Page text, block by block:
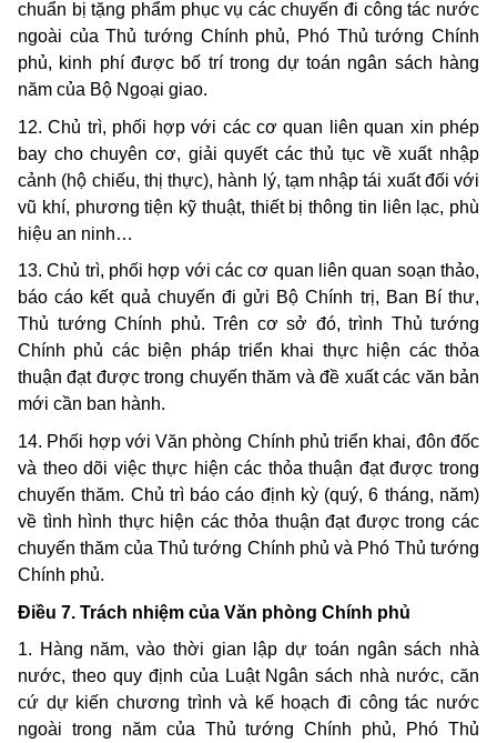
chuẩn bị tặng phẩm phục vụ các chuyến đi công tác nước
ngoài của Thủ tướng Chính phủ, Phó Thủ tướng Chính
phủ, kinh phí được bố trí trong dự toán ngân sách hàng
năm của Bộ Ngoại giao.
12. Chủ trì, phối hợp với các cơ quan liên quan xin phép
bay cho chuyên cơ, giải quyết các thủ tục về xuất nhập
cảnh (hộ chiếu, thị thực), hành lý, tạm nhập tái xuất đối với
vũ khí, phương tiện kỹ thuật, thiết bị thông tin liên lạc, phù
hiệu an ninh…
13. Chủ trì, phối hợp với các cơ quan liên quan soạn thảo,
báo cáo kết quả chuyến đi gửi Bộ Chính trị, Ban Bí thư,
Thủ tướng Chính phủ. Trên cơ sở đó, trình Thủ tướng
Chính phủ các biện pháp triển khai thực hiện các thỏa
thuận đạt được trong chuyến thăm và đề xuất các văn bản
mới cần ban hành.
14. Phối hợp với Văn phòng Chính phủ triển khai, đôn đốc
và theo dõi việc thực hiện các thỏa thuận đạt được trong
chuyến thăm. Chủ trì báo cáo định kỳ (quý, 6 tháng, năm)
về tình hình thực hiện các thỏa thuận đạt được trong các
chuyến thăm của Thủ tướng Chính phủ và Phó Thủ tướng
Chính phủ.
Điều 7. Trách nhiệm của Văn phòng Chính phủ
1. Hàng năm, vào thời gian lập dự toán ngân sách nhà
nước, theo quy định của Luật Ngân sách nhà nước, căn
cứ dự kiến chương trình và kế hoạch đi công tác nước
ngoài trong năm của Thủ tướng Chính phủ, Phó Thủ